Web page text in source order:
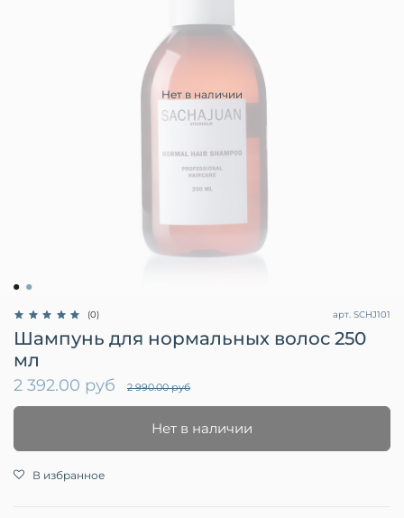
Нет в наличии
(0) арт. SCHJ101
Шампунь для нормальных волос 250
мл
2 392.00 руб 2 990.00 руб
Нет в наличии
В избранное